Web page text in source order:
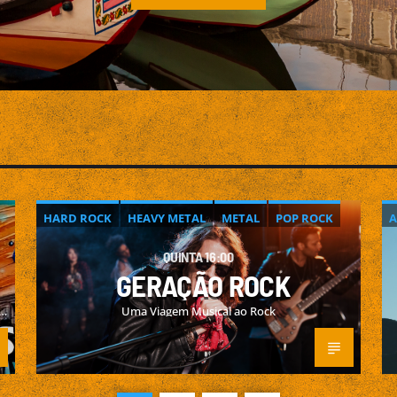
HARD ROCK HEAVY METAL METAL
POP ROCK
ROCK
ROCK & ROLLQUINTA 16:00
GERAÇÃO ROCK
Uma Viagem Musical ao Rock